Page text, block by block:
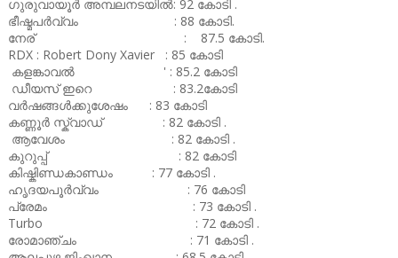
ഗുരുവായൂർ അമ്പലനടയിൽ: 92 കോടി .
ഭീഷ്മപർവ്വം : 88 കോടി.
നേര് : 87.5 കോടി.
RDX : Robert Dony Xavier : 85 കോടി
കളങ്കാവൽ ' : 85.2 കോടി
ഡീയസ് ഇറെ : 83.2കോടി
വർഷങ്ങൾക്കുശേഷം : 83 കോടി
കണ്ണൂർ സ്ക്വാഡ് : 82 കോടി .
ആവേശം : 82 കോടി .
കുറുപ്പ് : 82 കോടി
കിഷ്കിണ്ഡകാണ്ഡം : 77 കോടി .
ഹൃദയപൂർവ്വം : 76 കോടി
പ്രേമം : 73 കോടി .
Turbo : 72 കോടി .
രോമാഞ്ചം : 71 കോടി .